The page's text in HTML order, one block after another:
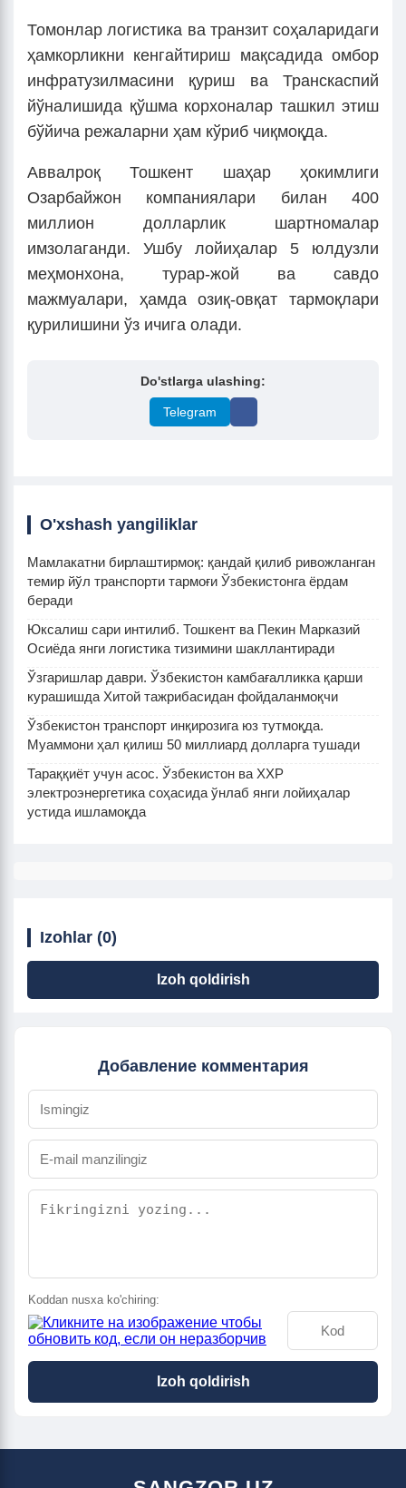
Томонлар логистика ва транзит соҳаларидаги
ҳамкорликни кенгайтириш мақсадида омбор
инфратузилмасини қуриш ва Транскаспий
йўналишида қўшма корхоналар ташкил этиш
бўйича режаларни ҳам кўриб чиқмоқда.
Аввалроқ Тошкент шаҳар ҳокимлиги
Озарбайжон компаниялари билан 400
миллион долларлик шартномалар
имзолаганди. Ушбу лойиҳалар 5 юлдузли
меҳмонхона, турар-жой ва савдо
мажмуалари, ҳамда озиқ-овқат тармоқлари
қурилишини ўз ичига олади.
Do'stlarga ulashing:
Telegram
O'xshash yangiliklar
Мамлакатни бирлаштирмоқ: қандай қилиб ривожланган
темир йўл транспорти тармоғи Ўзбекистонга ёрдам
беради
Юксалиш сари интилиб. Тошкент ва Пекин Марказий
Осиёда янги логистика тизимини шакллантиради
Ўзгаришлар даври. Ўзбекистон камбағалликка қарши
курашишда Хитой тажрибасидан фойдаланмоқчи
Ўзбекистон транспорт инқирозига юз тутмоқда.
Муаммони ҳал қилиш 50 миллиард долларга тушади
Тараққиёт учун асос. Ўзбекистон ва ХХР
электроэнергетика соҳасида ўнлаб янги лойиҳалар
устида ишламоқда
Izohlar (0)
Izoh qoldirish
Добавление комментария
Koddan nusxa ko'chiring:
Izoh qoldirish